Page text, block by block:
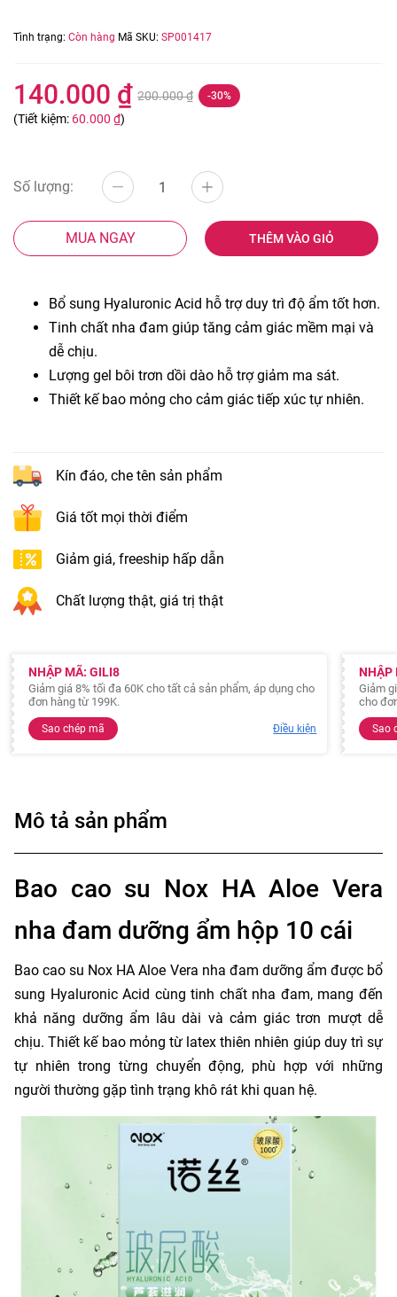
Tình trạng: Còn hàng Mã SKU: SP001417
140.000 ₫ 200.000 ₫ -30%
(Tiết kiệm: 60.000 ₫)
Số lượng:
MUA NGAY THÊM VÀO GIỎ
Bổ sung Hyaluronic Acid hỗ trợ duy trì độ ẩm tốt hơn.
Tinh chất nha đam giúp tăng cảm giác mềm mại và
dễ chịu.
Lượng gel bôi trơn dồi dào hỗ trợ giảm ma sát.
Thiết kế bao mỏng cho cảm giác tiếp xúc tự nhiên.
Kín đáo, che tên sản phẩm
Giá tốt mọi thời điểm
Giảm giá, freeship hấp dẫn
Chất lượng thật, giá trị thật
NHẬP MÃ: GILI8
Giảm giá 8% tối đa 60K cho tất cả sản phẩm, áp dụng cho
đơn hàng từ 199K.
Sao chép mã Điều kiện
NHẬP
Giảm
cho
Sao
Mô tả sản phẩm
Bao cao su Nox HA Aloe Vera
nha đam dưỡng ẩm hộp 10 cái
Bao cao su Nox HA Aloe Vera nha đam dưỡng ẩm được bổ
sung Hyaluronic Acid cùng tinh chất nha đam, mang đến
khả năng dưỡng ẩm lâu dài và cảm giác trơn mượt dễ
chịu. Thiết kế bao mỏng từ latex thiên nhiên giúp duy trì sự
tự nhiên trong từng chuyển động, phù hợp với những
người thường gặp tình trạng khô rát khi quan hệ.